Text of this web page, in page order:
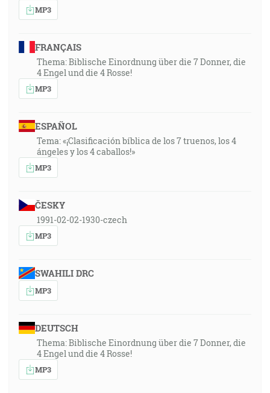
MP3
FRANÇAIS
Thema: Biblische Einordnung über die 7 Donner, die
4 Engel und die 4 Rosse!
MP3
ESPAÑOL
Tema: «¡Clasificación bíblica de los 7 truenos, los 4
ángeles y los 4 caballos!»
MP3
ČESKY
1991-02-02-1930-czech
MP3
SWAHILI DRC
MP3
DEUTSCH
Thema: Biblische Einordnung über die 7 Donner, die
4 Engel und die 4 Rosse!
MP3